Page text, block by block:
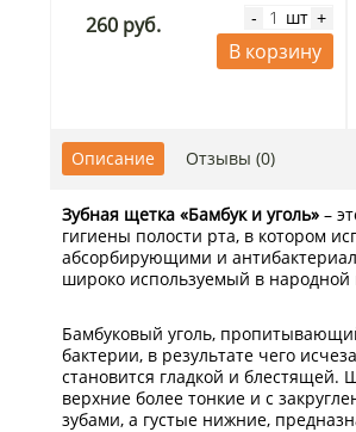
260 руб. - шт +
В корзину
Описание Отзывы (0)
Зубная щетка «Бамбук и уголь» –
гигиены полости рта, в котором
абсорбирующими и
широко используемый в
Бамбуковый уголь,
бактерии, в результате чего
становится гладкой и
верхние более тонкие и с
зубами, а густые нижние,